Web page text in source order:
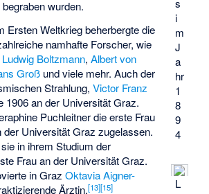
s
i
m
J
a
hr
1
8
9
4
L
wurden.
Ersten Weltkrieg beherbergte die
namhafte Forscher, wie
Ludwig Boltzmann,Albert von
Groß und viele mehr. Auch der
Strahlung,Victor Franz
1906 an der Universität Graz.
Puchleitner die erste Frau
der Universität Graz zugelassen.
sie in ihrem Studium der
Frau an der Universität Graz.
in GrazOktavia Aigner-
Ärztin.[13][15]